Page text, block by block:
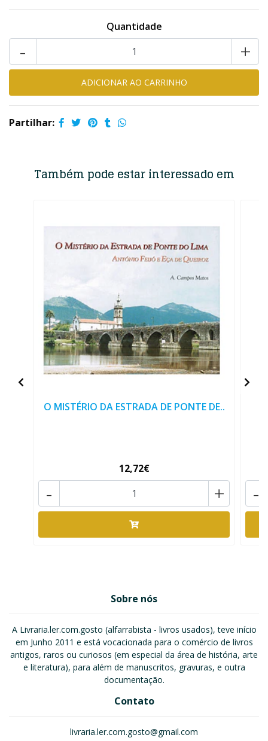
Quantidade
+
-
Partilhar:
Também pode estar interessado em
O MISTÉRIO DA ESTRADA DE PONTE DE..
12,72€
+
- -
Sobre nós
A Livraria.ler.com.gosto (alfarrabista - livros usados), teve início
em Junho 2011 e está vocacionada para o comércio de livros
antigos, raros ou curiosos (em especial da área de história, arte
e literatura), para além de manuscritos, gravuras, e outra
documentação.
Contato
livraria.ler.com.gosto@gmail.com